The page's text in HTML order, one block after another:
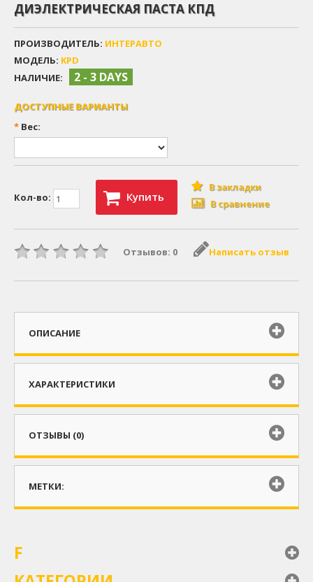
ДИЭЛЕКТРИЧЕСКАЯ ПАСТА КПД
ПРОИЗВОДИТЕЛЬ: ИНТЕРАВТО
МОДЕЛЬ: KPD
НАЛИЧИЕ:
2 - 3 DAYS
ДОСТУПНЫЕ ВАРИАНТЫ
* Вес:
Кол-во: Купить
В закладки
В сравнение
Отзывов: 0 Написать отзыв
ОПИСАНИЕ
ХАРАКТЕРИСТИКИ
ОТЗЫВЫ (0)
МЕТКИ:
F